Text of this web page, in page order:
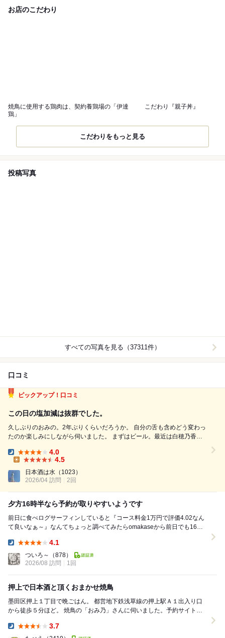
お店のこだわり
焼鳥に使用する鶏肉は、契約養鶏場の「伊達
鶏」
こだわり『親子丼』
こだわりをもっと見る
投稿写真
すべての写真を見る（37311件）
口コミ
ピックアップ！口コミ
この日の塩加減は抜群でした。
久しぶりのおみの。2年ぶりくらいだろうか。 自分の舌も含めどう変わっ
たのか楽しみにしながら伺いました。 まずはビール。最近は白穂乃香を
スビールの相性もかなりいいと思うので、ヱビスビールも嬉しい。 お通
しの漬物と大根おろし...
Dinner:
4.0
4.5
日本酒は水 （1023）
2026/04 訪問
2回
夕方16時半なら予約が取りやすいようです
前日に食べログサーフィンしていると『コース料金1万円で評価4.02なん
て良いなぁ～』なんてちょっと調べてみたらomakaseから前日でも16時
4.1
ついろ～
（878）
2026/08 訪問
1回
押上で日本酒と頂くおまかせ焼鳥
墨田区押上１丁目で晩ごはん。 都営地下鉄浅草線の押上駅Ａ１出入り口
から徒歩５分ほど。 焼鳥の「おみ乃」さんに伺いました。予約サイトＯ
3.7